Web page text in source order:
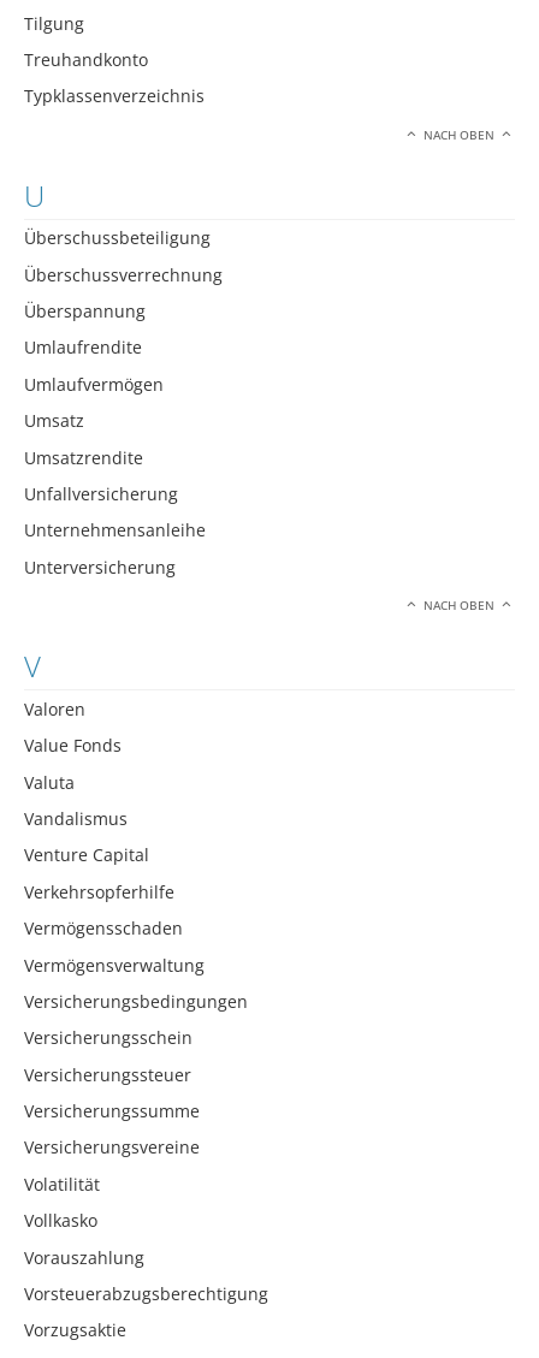
Tilgung
Treuhandkonto
Typklassenverzeichnis
NACH OBEN
U
Überschussbeteiligung
Überschussverrechnung
Überspannung
Umlaufrendite
Umlaufvermögen
Umsatz
Umsatzrendite
Unfallversicherung
Unternehmensanleihe
Unterversicherung
NACH OBEN
V
Valoren
Value Fonds
Valuta
Vandalismus
Venture Capital
Verkehrsopferhilfe
Vermögensschaden
Vermögensverwaltung
Versicherungsbedingungen
Versicherungsschein
Versicherungssteuer
Versicherungssumme
Versicherungsvereine
Volatilität
Vollkasko
Vorauszahlung
Vorsteuerabzugsberechtigung
Vorzugsaktie